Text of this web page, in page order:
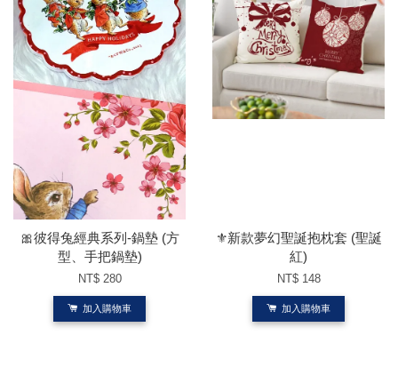
🎀彼得兔經典系列-鍋墊 (方
型、手把鍋墊)
NT$ 280
加入購物車
⚜️新款夢幻聖誕抱枕套 (聖誕
紅)
NT$ 148
加入購物車